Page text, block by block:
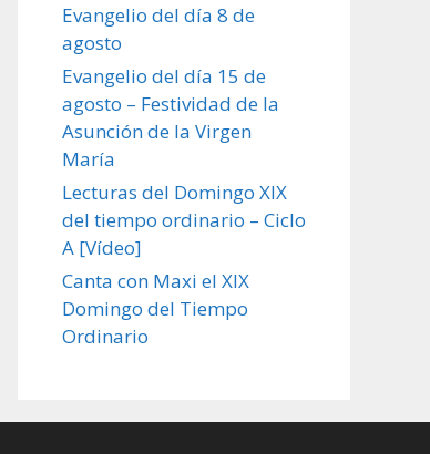
Evangelio del día 8 de
agosto
Evangelio del día 15 de
agosto – Festividad de la
Asunción de la Virgen
María
Lecturas del Domingo XIX
del tiempo ordinario – Ciclo
A [Vídeo]
Canta con Maxi el XIX
Domingo del Tiempo
Ordinario